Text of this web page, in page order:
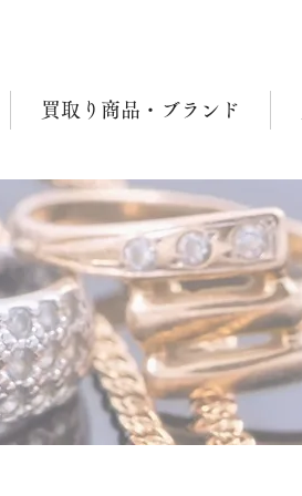
買取り商品・ブランド